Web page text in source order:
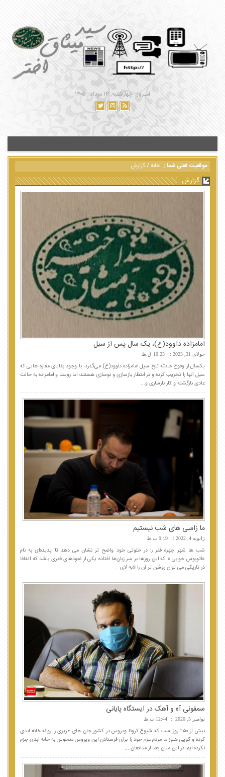
امـروز : چهارشنبه, ۱۴ مرداد , ۱۴۰۵
موقعیت فعلی شما : خانه/گزارش
گزارش
امامزاده داوود(ع)، یک سال پس از سیل
جولای 31, 2023 10:23 ق.ظ
یکسال از وقوع حادثه تلخ سیل امامزاده داوود(ع) می‌گذرد، با وجود بقایای مغازه هایی که
سیل آنها را تخریب کرده و در انتظار بازسازی و نوسازی هستند؛ اما روستا و امامزاده به حالت
عادی بازگشته و کار بازسازی و...
ما زامبی های شب نیستیم
ژانویه 4, 2022 9:19 ب.ظ
شب ها شهر چهره فقر را در خلوتی خود واضح تر نشان می دهد تا پدیده‌ای به نام
«اتوبوس خوابی » که این روزها بر سر زبان‌ها افتاده یکی از نمودهای فقری باشد که اتفاقا
در تاریکی می توان روشن تر آن را لابه لای ...
سمفونی آه و آهک در ایستگاه پایانی
نوامبر 5, 2020 12:44 ب.ظ
بیش از ۲۵۰ روز است که شیوع کرونا ویروس در کشور جان های عزیزی را روانه خانه ابدی
کرده و گویی هنوز ما مردم عزم خود را برای فرستادن این ویروس منحوس به خانه ابدی جزم
نکرده ایم؛ در این میان بعد از مدافعان ...